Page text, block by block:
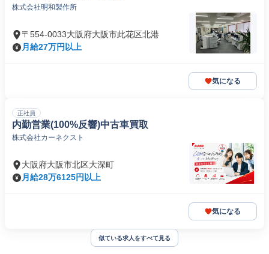
株式会社明和製作所
〒554-0033大阪府大阪市此花区北港
月給27万円以上
気になる
正社員
内勤営業(100%反響)中古車買取
株式会社カーネクスト
大阪府大阪市北区大深町
月給28万6125円以上
気になる
似ている求人をすべて見る